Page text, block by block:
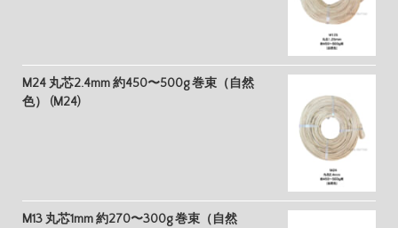
M24 丸芯2.4mm 約450〜500g 巻束（自然
色） (M24)
M13 丸芯1mm 約270〜300g 巻束（自然